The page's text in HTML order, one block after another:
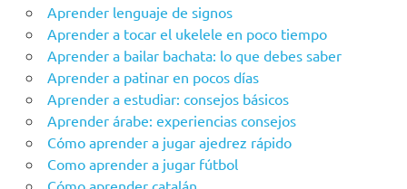
Aprender lenguaje de signos
Aprender a tocar el ukelele en poco tiempo
Aprender a bailar bachata: lo que debes saber
Aprender a patinar en pocos días
Aprender a estudiar: consejos básicos
Aprender árabe: experiencias consejos
Cómo aprender a jugar ajedrez rápido
Como aprender a jugar fútbol